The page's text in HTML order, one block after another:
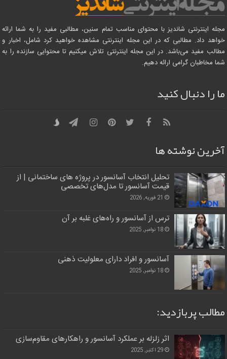
مجله اینترنتی شاندیز با محتوای مناسب تمام سنین، مطالبی مفید را به شما ارائه
خواهد داد. مطالبی که در این مجله اینترنتی مشاهده خواهید کرد شامل، اخبار و
مطالب مفید می‌باشد. در این مجله اینترنتی تلاش میکنیم تا محتوایی سازنده را به
شما مخاطبان گرامی ارائه دهیم.
ما را دنبال کنید
آخرین نوشته ها
تحلیل انتخاب آسانسور در پروژه‌ های ساختمانی | از
قیمت آسانسور تا مدل‌های تخصصی
21 فوریه, 2026
ترس از آسانسور و راه‌های غلبه بر آن
18 نوامبر, 2025
آسانسور و افراد دارای معلولیت ذهنی
18 نوامبر, 2025
مطالب پربازدید:
اثر زلزله بر عملکرد آسانسور و راهکارهای مقاوم‌سازی
29 اکتبر, 2025